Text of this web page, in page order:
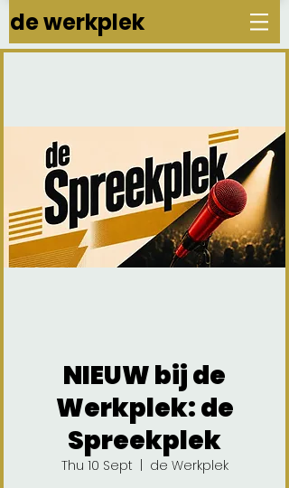
de werkplek
NIEUW bij de
Werkplek: de
Spreekplek
Thu 10 Sept
de Werkplek